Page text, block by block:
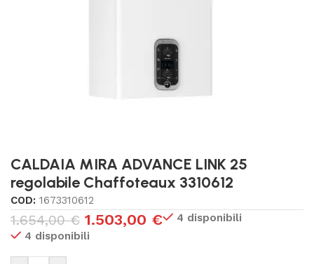
CALDAIA MIRA ADVANCE LINK 25
regolabile Chaffoteaux 3310612
COD: 1673310612
1.654,00€ 1.503,00 €
4 disponibili
4 disponibili